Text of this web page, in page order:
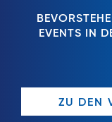
EVENTS IN
ZU DEN